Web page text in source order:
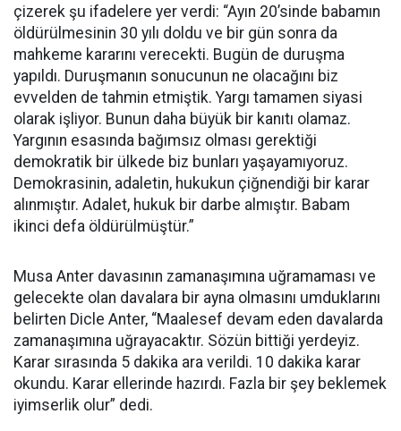
çizerek şu ifadelere yer verdi: “Ayın 20’sinde babamın
öldürülmesinin 30 yılı doldu ve bir gün sonra da
mahkeme kararını verecekti. Bugün de duruşma
yapıldı. Duruşmanın sonucunun ne olacağını biz
evvelden de tahmin etmiştik. Yargı tamamen siyasi
olarak işliyor. Bunun daha büyük bir kanıtı olamaz.
Yargının esasında bağımsız olması gerektiği
demokratik bir ülkede biz bunları yaşayamıyoruz.
Demokrasinin, adaletin, hukukun çiğnendiği bir karar
alınmıştır. Adalet, hukuk bir darbe almıştır. Babam
ikinci defa öldürülmüştür.”
Musa Anter davasının zamanaşımına uğramaması ve
gelecekte olan davalara bir ayna olmasını umduklarını
belirten Dicle Anter, “Maalesef devam eden davalarda
zamanaşımına uğrayacaktır. Sözün bittiği yerdeyiz.
Karar sırasında 5 dakika ara verildi. 10 dakika karar
okundu. Karar ellerinde hazırdı. Fazla bir şey beklemek
iyimserlik olur” dedi.